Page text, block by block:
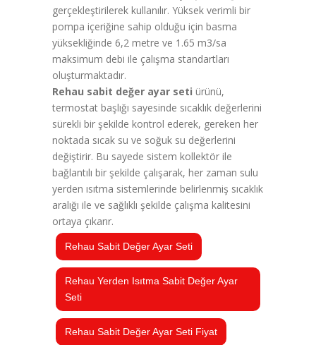
gerçekleştirilerek kullanılır. Yüksek verimli bir
pompa içeriğine sahip olduğu için basma
yüksekliğinde 6,2 metre ve 1.65 m3/sa
maksimum debi ile çalışma standartları
oluşturmaktadır.
Rehau sabit değer ayar seti ürünü,
termostat başlığı sayesinde sıcaklık değerlerini
sürekli bir şekilde kontrol ederek, gereken her
noktada sıcak su ve soğuk su değerlerini
değiştirir. Bu sayede sistem kollektör ile
bağlantılı bir şekilde çalışarak, her zaman sulu
yerden ısıtma sistemlerinde belirlenmiş sıcaklık
aralığı ile ve sağlıklı şekilde çalışma kalitesini
ortaya çıkarır.
Rehau Sabit Değer Ayar Seti
Rehau Yerden Isıtma Sabit Değer Ayar
Seti
Rehau Sabit Değer Ayar Seti Fiyat